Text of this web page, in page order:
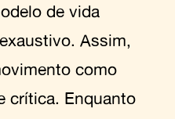
de vida
Assim,
como
crítica. Enquanto